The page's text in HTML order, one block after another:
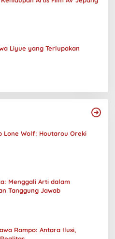
Liyue yang Terlupakan
Lone Wolf: Houtarou Oreki
Menggali Arti dalam
Tanggung Jawab
Rampo: Antara Ilusi,